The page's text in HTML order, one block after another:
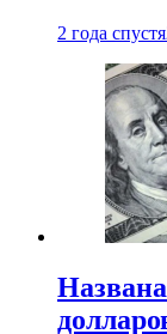
2 года спустя